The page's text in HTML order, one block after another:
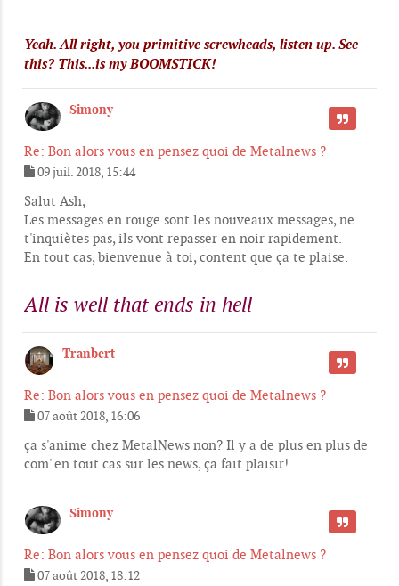
e
Yeah. All right, you primitive screwheads, listen up. See
this? This...is my BOOMSTICK!
Simony
Re: Bon alors vous en pensez quoi de Metalnews ?
CITER
e
s
s
a
g
09 juil. 2018, 15:44
Salut Ash,
Les messages en rouge sont les nouveaux messages, ne
t'inquiètes pas, ils vont repasser en noir rapidement.
En tout cas, bienvenue à toi, content que ça te plaise.
All is well that ends in hell
Tranbert
Re: Bon alors vous en pensez quoi de Metalnews ?
CITER
e
s
s
e
07 août 2018, 16:06
ça s'anime chez MetalNews non? Il y a de plus en plus de
com' en tout cas sur les news, ça fait plaisir!
Simony
Re: Bon alors vous en pensez quoi de Metalnews ?
CITER
07 août 2018, 18:12